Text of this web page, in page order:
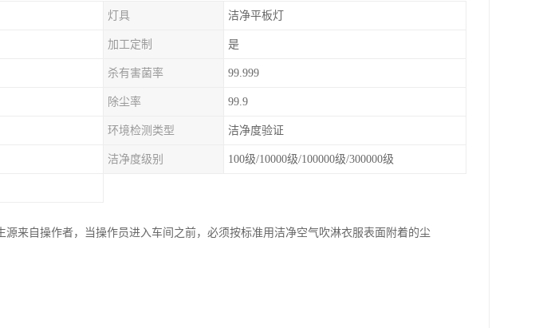
灯具 洁净平板灯
加工定制 是
杀有害菌率 99.999
除尘率 99.9
环境检测类型 洁净度验证
洁净度级别 100级/10000级/100000级/300000级
来自操作者，当操作员进入车间之前，必须按标准用洁净空气吹淋衣服表面附着的尘